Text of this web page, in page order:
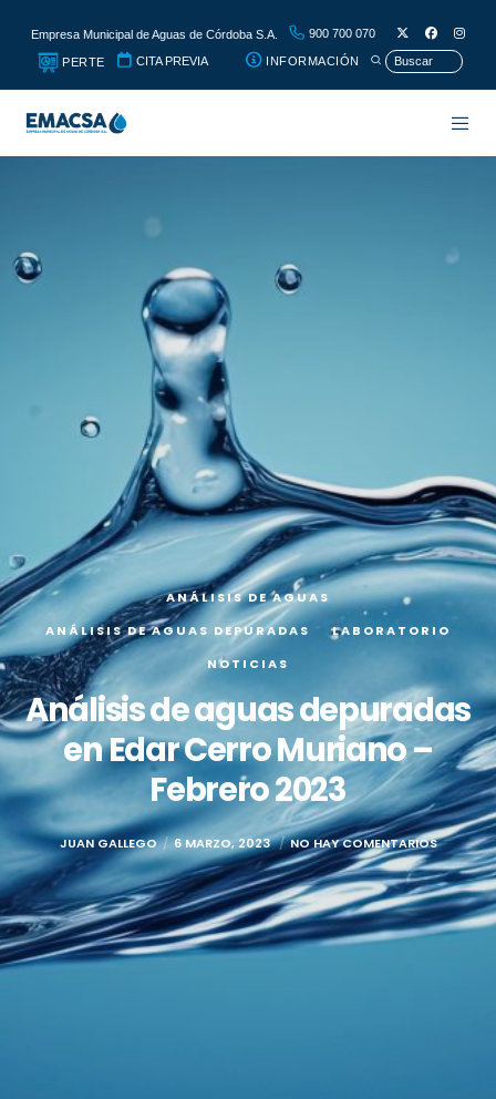
Empresa Municipal de Aguas de Córdoba S.A. 900 700 070
PERTE CITA PREVIA INFORMACIÓN
ANÁLISIS DE AGUAS
ANÁLISIS DE AGUAS DEPURADAS
LABORATORIO
NOTICIAS
Análisis de aguas depuradas
en Edar Cerro Muriano –
Febrero 2023
JUAN GALLEGO 6 MARZO, 2023 NO HAY COMENTARIOS